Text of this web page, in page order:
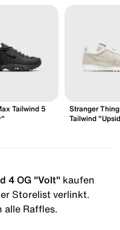
Tailwind 5
Stranger
Tailwind
4 OG "Volt" kaufen
Storelist verlinkt.
Raffles.